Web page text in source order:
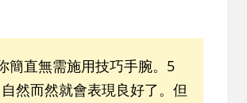
簡直無需施用技巧手腕。5
然而然就會表現良好了。但